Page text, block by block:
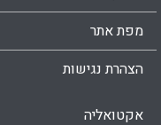
מפת אתר
הצהרת נגישות
אקטואליה